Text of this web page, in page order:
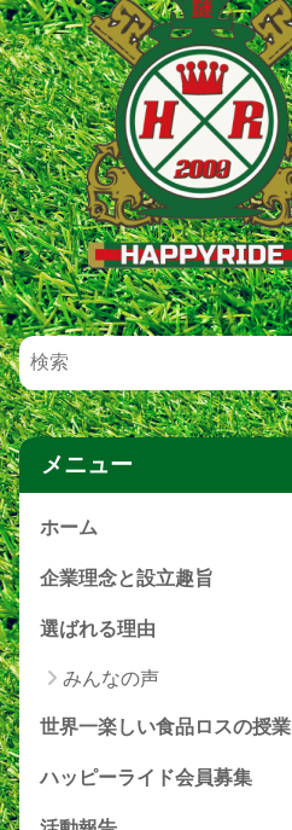
メニュー
ホーム
企業理念と設立趣旨
選ばれる理由
みんなの声
世界一楽しい食品ロスの授業
ハッピーライド会員募集